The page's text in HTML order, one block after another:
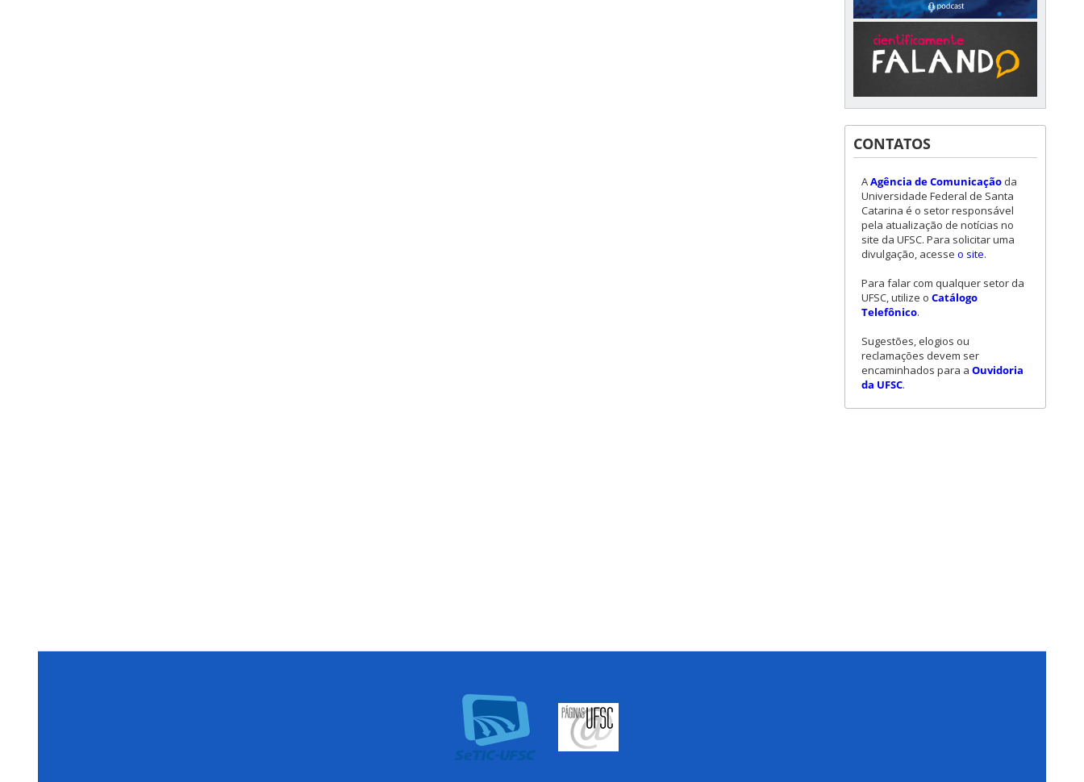
CONTATOS
AAgência de Comunicação da
Universidade Federal de Santa
Catarina é o setor responsável
pela atualização de notícias no
site da UFSC. Para solicitar uma
divulgação, acesse o site.
Para falar com qualquer setor da
UFSC, utilize o Catálogo
Telefônico.
Sugestões, elogios ou
reclamações devem ser
encaminhados para a Ouvidoria
da UFSC.